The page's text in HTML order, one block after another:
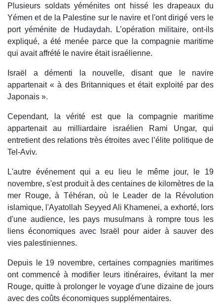
Plusieurs soldats yéménites ont hissé les drapeaux du
Yémen et de la Palestine sur le navire et l'ont dirigé vers le
port yéménite de Hudaydah. L’opération militaire, ont-ils
expliqué, a été menée parce que la compagnie maritime
qui avait affrété le navire était israélienne.
Israël a démenti la nouvelle, disant que le navire
appartenait « à des Britanniques et était exploité par des
Japonais ».
Cependant, la vérité est que la compagnie maritime
appartenait au milliardaire israélien Rami Ungar, qui
entretient des relations très étroites avec l’élite politique de
Tel-Aviv.
L'autre événement qui a eu lieu le même jour, le 19
novembre, s'est produit à des centaines de kilomètres de la
mer Rouge, à Téhéran, où le Leader de la Révolution
islamique, l'Ayatollah Seyyed Ali Khamenei, a exhorté, lors
d'une audience, les pays musulmans à rompre tous les
liens économiques avec Israël pour aider à sauver des
vies palestiniennes.
Depuis le 19 novembre, certaines compagnies maritimes
ont commencé à modifier leurs itinéraires, évitant la mer
Rouge, quitte à prolonger le voyage d'une dizaine de jours
avec des coûts économiques supplémentaires.